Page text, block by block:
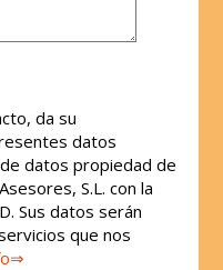
da su
datos
datos propiedad de
S.L. con la
Sus datos serán
que nos